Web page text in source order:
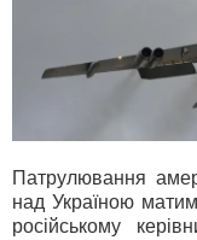
Патрулювання
над Україною
російському